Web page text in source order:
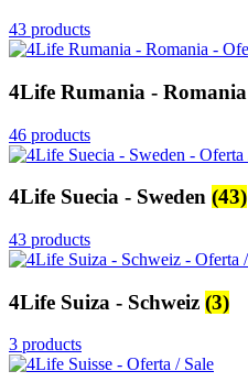
43 products
4Life Rumania - Romania
46 products
4Life Suecia - Sweden (43)
43 products
4Life Suiza - Schweiz (3)
3 products